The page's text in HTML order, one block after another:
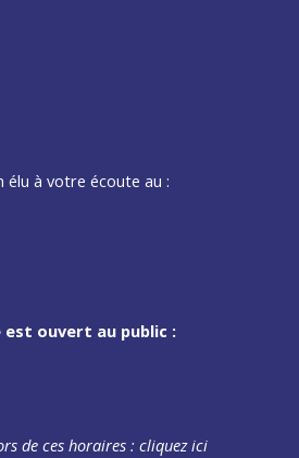
à votre écoute au :
est ouvert au public :
de ces horaires :cliquez ici